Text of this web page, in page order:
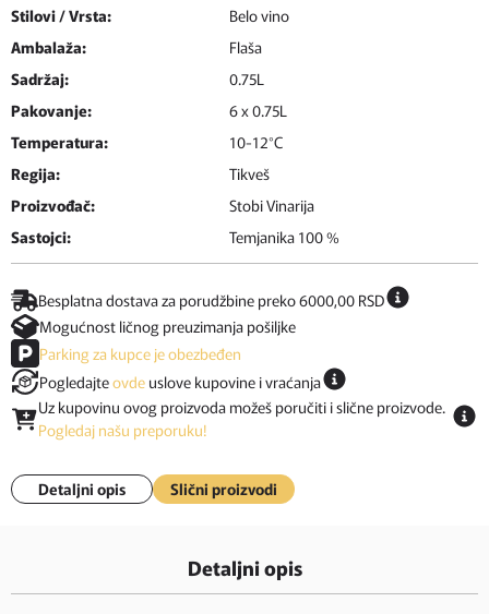
Stilovi / Vrsta:
Belo vino
Ambalaža:
Flaša
Sadržaj:
0.75L
Pakovanje:
6 x 0.75L
Temperatura:
10-12°C
Regija:
Tikveš
Proizvođač:
Stobi Vinarija
Sastojci:
Temjanika 100 %
Besplatna dostava za porudžbine preko 6000,00 RSD
Mogućnost ličnog preuzimanja pošiljke
Parking za kupce je obezbeđen
Pogledajteovde uslove kupovine i vraćanja
Uz kupovinu ovog proizvoda možeš poručiti i slične proizvode.
Pogledaj našu preporuku!
Detaljni opis Slični proizvodi
Detaljni opis